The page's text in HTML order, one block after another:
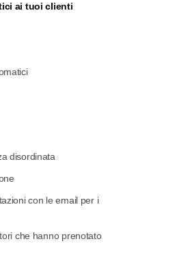
ai tuoi clienti
disordinata
con le email per i
che hanno prenotato